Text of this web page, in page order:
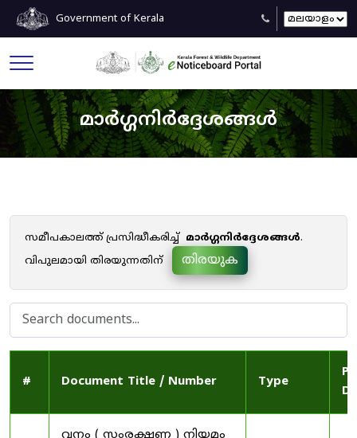
Government of Kerala
മാർഗ്ഗനിർദ്ദേശങ്ങൾ
സമീപകാലത്ത് പ്രസിദ്ധീകരിച്ച് മാർഗ്ഗനിർദ്ദേശങ്ങൾ.
വിപുലമായി തിരയുന്നതിന്
തിരയുക
# Document Title / Number Type